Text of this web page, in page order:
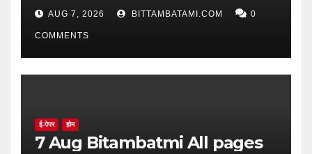
AUG 7, 2026 BITTAMBATAMI.COM 0
COMMENTS
ई-पेपर होम
7 Aug Bitambatmi All pages